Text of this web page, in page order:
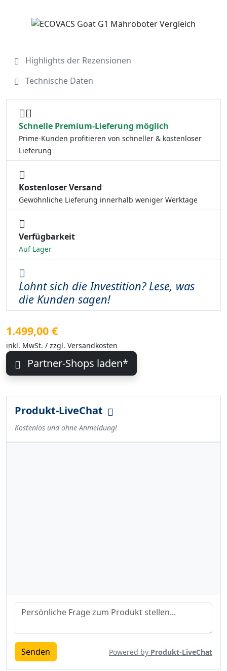
Highlights der Rezensionen
Technische Daten
Schnelle Premium-Lieferung möglich
Prime-Kunden profitieren von schneller & kostenloser
Lieferung
Kostenloser Versand
Gewöhnliche Lieferung innerhalb weniger Werktage
Verfügbarkeit
Auf Lager
Lohnt sich die Investition? Lese, was
die Kunden sagen!
1.499,00 €
inkl. MwSt. / zzgl. Versandkosten
Partner-Shops laden*
Produkt-LiveChat
Kostenlos und ohne Anmeldung!
Senden Powered by Produkt-LiveChat